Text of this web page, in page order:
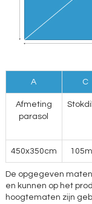
A C
Afmeting
parasol
450x350cm
De opgegeven
en kunnen op het
hoogtematen zijn